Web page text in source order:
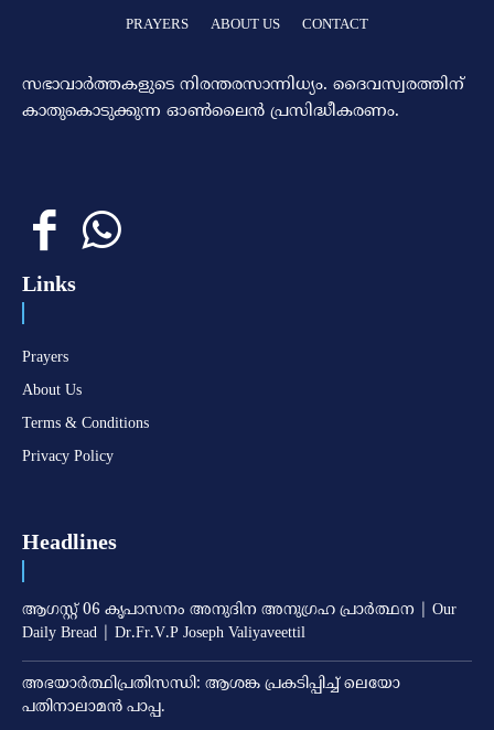
PRAYERS ABOUT US CONTACT
സഭാവാര്‍ത്തകളുടെ നിരന്തരസാന്നിധ്യം. ദൈവസ്വരത്തിന്‌
കാതുകൊടുക്കുന്ന ഓണ്‍ലൈന്‍ പ്രസിദ്ധീകരണം.
Links
Prayers
About Us
Terms & Conditions
Privacy Policy
Headlines
ആഗസ്റ്റ് 06 കൃപാസനം അനുദിന അനുഗ്രഹ പ്രാർത്ഥന | Our
Daily Bread | Dr.Fr.V.P Joseph Valiyaveettil
അഭയാര്‍ത്ഥിപ്രതിസന്ധി: ആശങ്ക പ്രകടിപ്പിച്ച് ലെയോ
പതിനാലാമന്‍ പാപ്പ.